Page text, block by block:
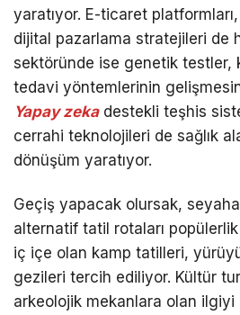
yaratıyor. E-ticaret
dijital pazarlama stratejileri de
sektöründe ise genetik testler,
tedavi yöntemlerinin
Yapay zekadestekli teşhis
cerrahi teknolojileri de sağlık
dönüşüm yaratıyor.
Geçiş yapacak olursak,
alternatif tatil rotaları popülerlik
iç içe olan kamp tatilleri,
gezileri tercih ediliyor. Kültür
arkeolojik mekanlara olan ilgiyi